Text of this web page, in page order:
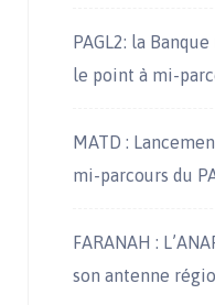
PAGL2: la
le point à mi-
MATD :
mi-parcours du
FARANAH :
son antenne